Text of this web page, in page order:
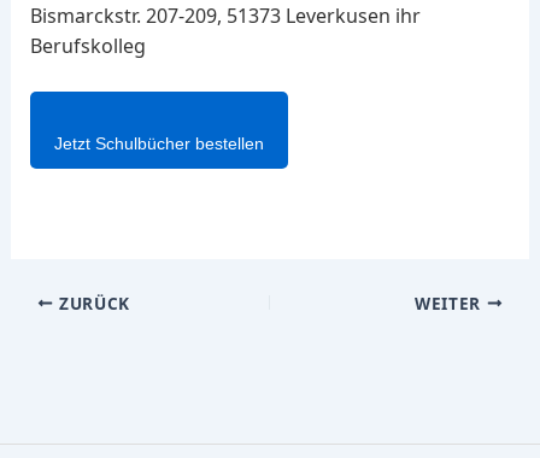
Bismarckstr. 207-209, 51373 Leverkusen ihr
Berufskolleg
Jetzt Schulbücher bestellen
ZURÜCK WEITER